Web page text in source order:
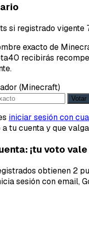
si registrado vigente
exacto de
recibirás
(Minecraft)
Votar
iniciar sesión con
tu cuenta y que
¡tu voto
obtienen 2
sesión con email,